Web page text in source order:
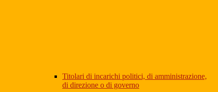
Titolari di incarichi politici, di amministrazione,
di direzione o di governo